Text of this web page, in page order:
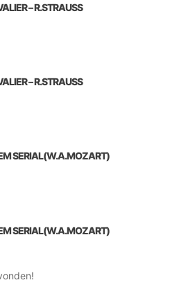
– R.STRAUSS
– R.STRAUSS
SERIAL(W.A.MOZART)
SERIAL(W.A.MOZART)